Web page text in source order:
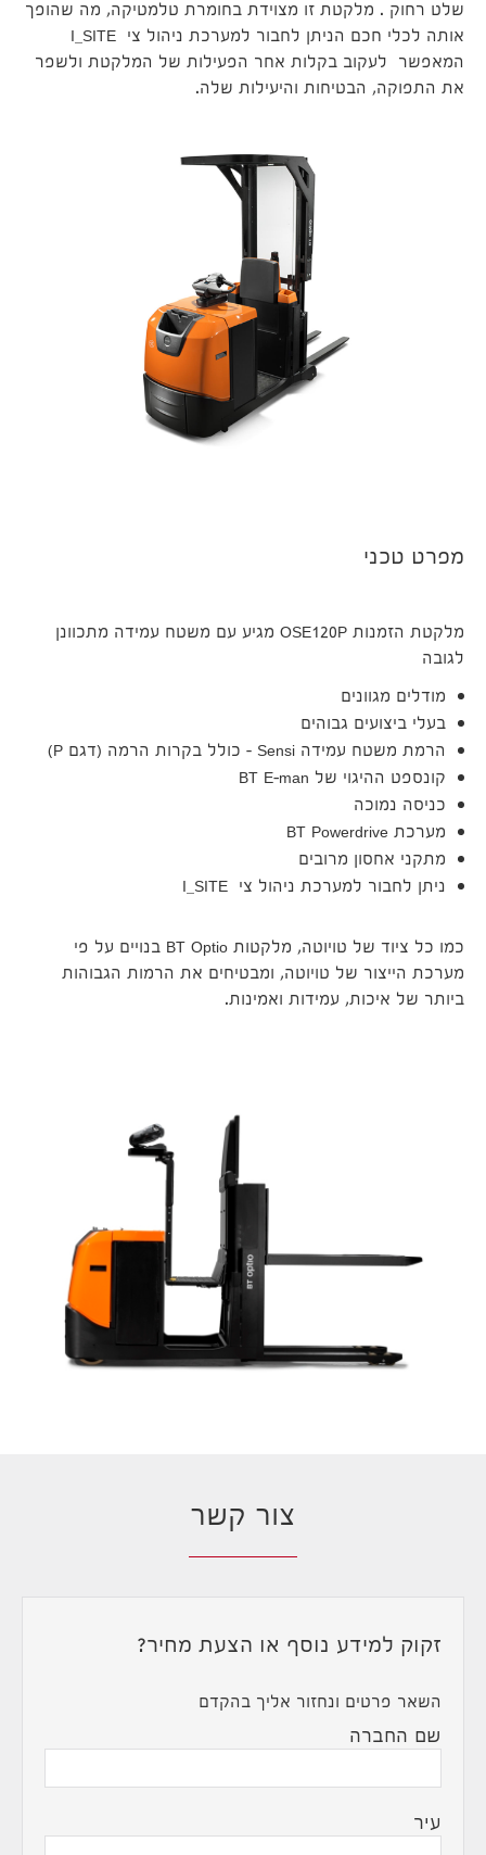
שלט רחוק . מלקטת זו מצוידת בחומרת טלמטיקה, מה שהופך
המאפשר לעקוב בקלות אחר הפעילות של המלקטת ולשפר
את התפוקה, הבטיחות והיעילות שלה.
מפרט טכני
מלקטת הזמנות OSE120P מגיע עם משטח עמידה מתכוונן
לגובה
מודלים מגוונים
בעלי ביצועים גבוהים
הרמת משטח עמידה Sensi – כולל בקרות הרמה (דגם P)
קונספט ההיגוי של BT E-man
כניסה נמוכה
מערכת BT Powerdrive
מתקני אחסון מרובים
ניתן לחבור למערכת ניהול צי I_SITE
כמו כל ציוד של טויוטה, מלקטות BT Optio בנויים על פי
מערכת הייצור של טויוטה, ומבטיחים את הרמות הגבוהות
ביותר של איכות, עמידות ואמינות.
צור קשר
זקוק למידע נוסף או הצעת מחיר?
השאר פרטים ונחזור אליך בהקדם
שם החברה
עיר